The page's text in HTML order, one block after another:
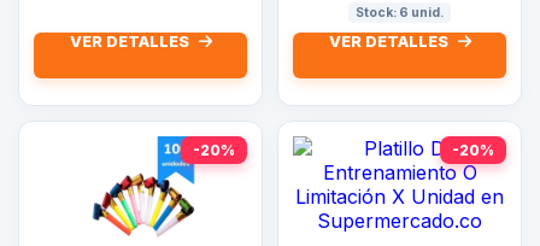
VER DETALLES
Stock: 6 unid.
VER DETALLES
-20% -20%